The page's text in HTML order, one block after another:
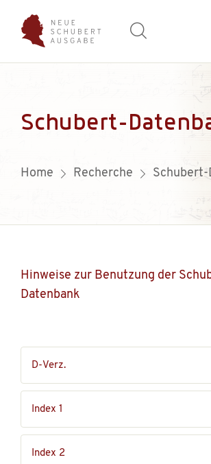
Schubert-
Home Recherche Schubert-
Hinweise zur Benutzung der
Datenbank